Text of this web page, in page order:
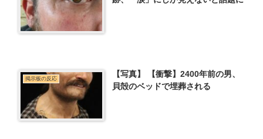
掲示板の反応
【写真】 【衝撃】2400年前の男、
貝殻のベッドで埋葬される